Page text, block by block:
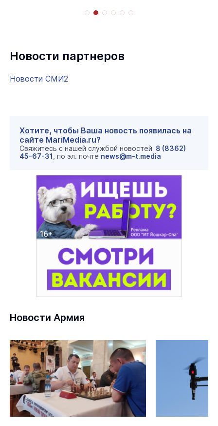
Новости партнеров
Новости СМИ2
Хотите, чтобы Ваша новость появилась на
сайте MariMedia.ru?
Свяжитесь с нашей службой новостей 8 (8362)
45-67-31 , по эл. почте news@m-t.media
Новости Армия